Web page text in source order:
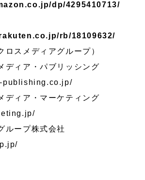
dp/4295410713/
rb/18109632/
スメディアグループ）
ディア・パブリッシング
publishing.co.jp/
ディア・マーケティング
ループ株式会社